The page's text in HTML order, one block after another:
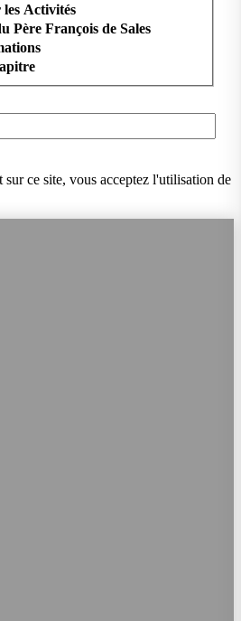
Activités
Père François de Sales
sur ce site, vous acceptez l'utilisation de